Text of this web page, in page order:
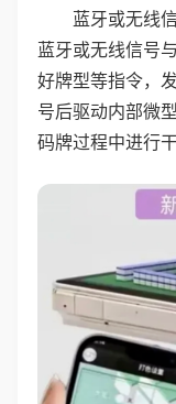
蓝牙或无线
蓝牙或无线信号
好牌型等指令，
号后驱动内部微
码牌过程中进行